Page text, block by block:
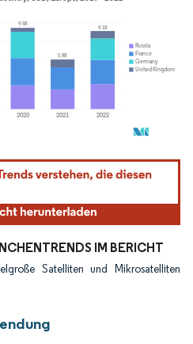
erfordert Namensnennung gemäß
IM BERICHT
Satelliten und Mikrosatelliten